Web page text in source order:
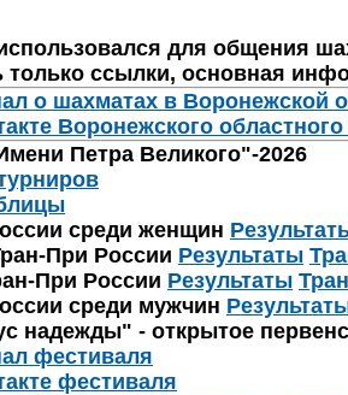
для общения
только ссылки, основная
о шахматах в Воронежской
Воронежского
Петра Великого"-2026
среди женщин
При России Результаты
При России Результаты
среди мужчин
надежды" - открытое
фестиваля
фестиваля